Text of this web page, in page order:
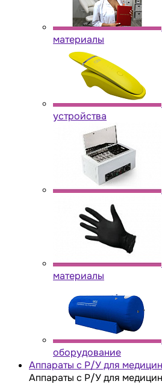
материалы
устройства
материалы
оборудование
Аппараты с Р/У для
Аппараты с Р/У для